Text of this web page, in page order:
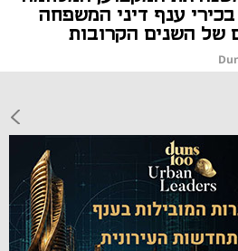
ענף דיני המשפחה
של השנים הקרובות